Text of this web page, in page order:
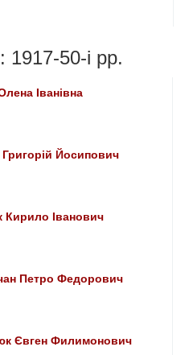
1917-50-i рр.
Іванівна
Григорій Йосипович
Кирило Іванович
Петро Федорович
Євген Филимонович